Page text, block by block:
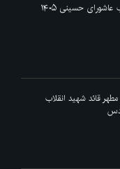
حسینی ۱۴۰۵
قائد شهید انقلاب